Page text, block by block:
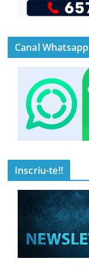
Canal Whatsapp
Inscriu-te!!